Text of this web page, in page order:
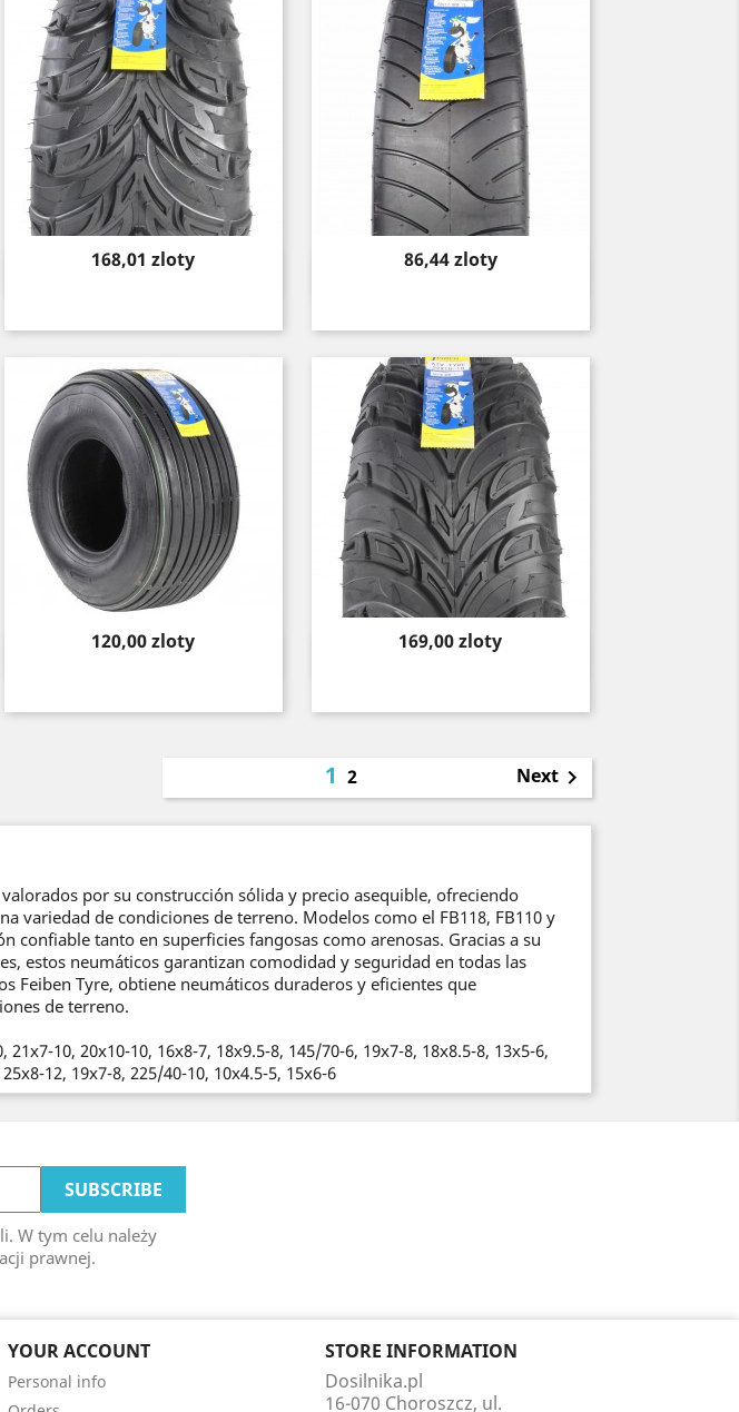
Price
168,01 zloty
Quick view
Price
86,44 zloty
Quick view
Price
120,00 zloty
Quick view
Price
169,00 zloty
Quick view
12 Next
por su construcción sólida y precio asequible, ofreciendo
variedad de condiciones de terreno. Modelos como el FB118, FB110 y
confiable tanto en superficies fangosas como arenosas. Gracias a su
estos neumáticos garantizan comodidad y seguridad en todas las
Feiben Tyre, obtiene neumáticos duraderos y eficientes que
de terreno.
21x7-10, 20x10-10, 16x8-7, 18x9.5-8, 145/70-6, 19x7-8, 18x8.5-8, 13x5-6,
12, 19x7-8, 225/40-10, 10x4.5-5, 15x6-6
W tym celu należy
prawnej.
YOUR ACCOUNT
Personal info
STORE INFORMATION
Dosilnika.pl
16-070 Choroszcz, ul.